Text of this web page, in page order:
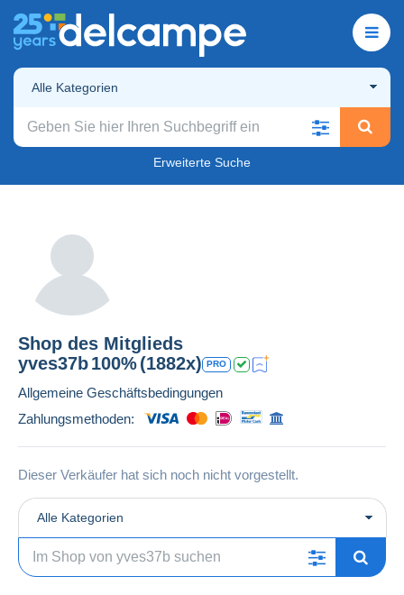
Alle Kategorien
Erweiterte Suche
Shop des Mitglieds
yves37b100%(1882x) PRO
Allgemeine Geschäftsbedingungen
Zahlungsmethoden:
Dieser Verkäufer hat sich noch nicht vorgestellt.
Alle Kategorien